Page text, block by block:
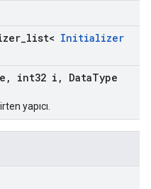
list< Initializer
, int32 i , DataType
yapıcı.